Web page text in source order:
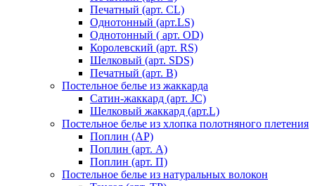
Печатный (арт. СL)
Однотонный (арт.LS)
Однотонный ( арт. OD)
Королевский (арт. RS)
Шелковый (арт. SDS)
Печатный (арт. В)
Постельное белье из жаккарда
Сатин-жаккард (арт. JC)
Шелковый жаккард (арт.L)
Постельное белье из хлопка полотняного плетения
Поплин (AP)
Поплин (арт. А)
Поплин (арт. П)
Постельное белье из натуральных волокон